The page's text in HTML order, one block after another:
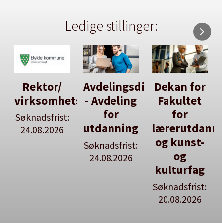
Ledige stillinger:
Rektor/
virksomhetsleiar
Søknadsfrist:
24.08.2026
Avdelingsdirektør
- Avdeling
for
utdanning
Søknadsfrist:
24.08.2026
Dekan for
Fakultet
for
og kunst-
og
kulturfag
Søknadsfrist:
20.08.2026